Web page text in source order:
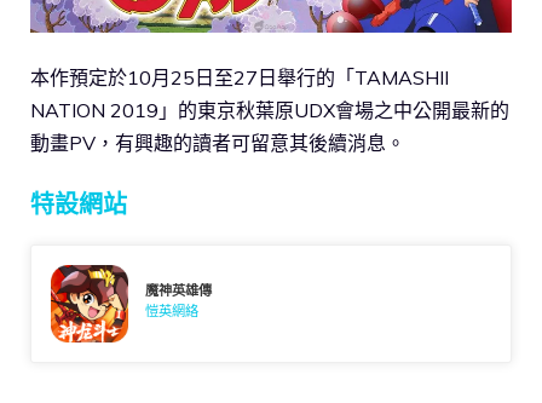
本作預定於10月25日至27日舉行的「TAMASHII
NATION 2019」的東京秋葉原UDX會場之中公開最新的
動畫PV，有興趣的讀者可留意其後續消息。
特設網站
魔神英雄傳
愷英網絡